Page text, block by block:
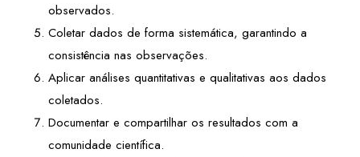
observados.
Coletar dados de forma sistemática, garantindo a
consistência nas observações.
Aplicar análises quantitativas e qualitativas aos dados
coletados.
Documentar e compartilhar os resultados com a
comunidade científica.